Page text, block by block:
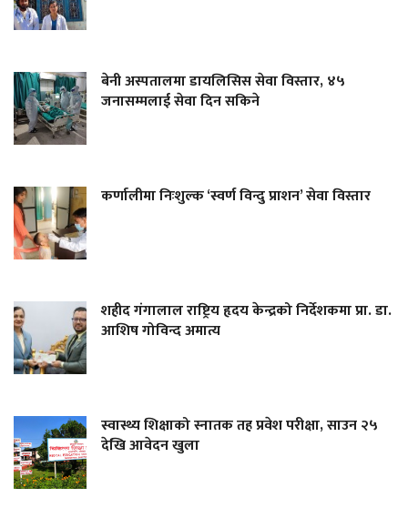
बेनी अस्पतालमा डायलिसिस सेवा विस्तार, ४५
जनासम्मलाई सेवा दिन सकिने
कर्णालीमा निःशुल्क ‘स्वर्ण विन्दु प्राशन’ सेवा विस्तार
शहीद गंगालाल राष्ट्रिय हृदय केन्द्रको निर्देशकमा प्रा. डा.
आशिष गोविन्द अमात्य
स्वास्थ्य शिक्षाको स्नातक तह प्रवेश परीक्षा, साउन २५
देखि आवेदन खुला